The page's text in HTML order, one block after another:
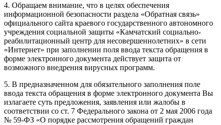
4. Обращаем внимание, что в целях обеспечения
информационной безопасности раздела «Обратная связь»
официального сайта краевого государственного автономного
учреждения социальной защиты «Камчатский социально-
реабилитационный центр для несовершеннолетних» в сети
«Интернет» при заполнении поля ввода текста обращения в
форме электронного документа действует защита от
возможного внедрения вирусных программ.
5. В предназначенном для обязательного заполнения поле
ввода текста обращения в форме электронного документа Вы
излагаете суть предложения, заявления или жалобы в
соответствии со ст. 7 Федерального закона от 2 мая 2006 года
№ 59-ФЗ «О порядке рассмотрения обращений граждан